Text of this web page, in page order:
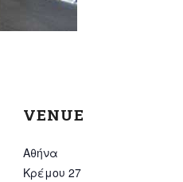
VENUE
Αθήνα
Κρέμου 27